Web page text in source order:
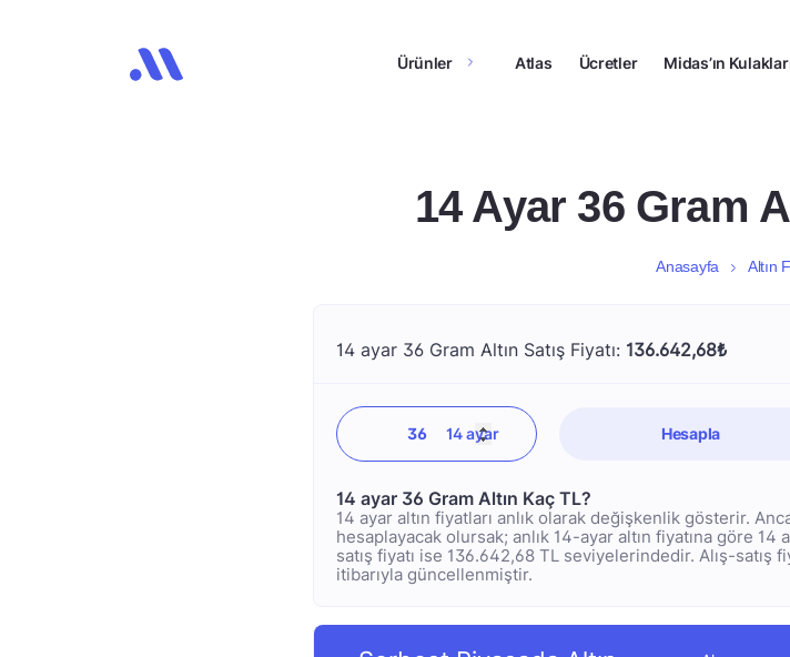
Ürünler Atlas Ücretler Midas’ın
14 Ayar 36 Gram
Anasayfa Altın
14 ayar 36 Gram Altın Satış Fiyatı: 136.642,68₺
Hesapla
14 ayar 36 Gram Altın Kaç TL?
14 ayar altın fiyatları anlık olarak değişkenlik gösterir.
hesaplayacak olursak; anlık 14-ayar altın fiyatına göre 14
satış fiyatı ise 136.642,68 TL seviyelerindedir. Alış-satış
itibarıyla güncellenmiştir.